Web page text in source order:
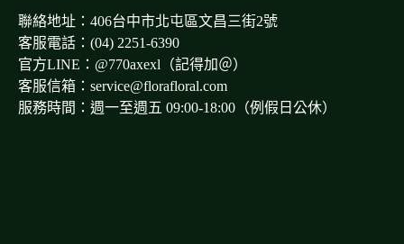
聯絡地址：406台中市北屯區文昌三街2號
客服電話：(04) 2251-6390
官方LINE：@770axexl（記得加＠）
客服信箱：service@florafloral.com
服務時間：週一至週五 09:00-18:00（例假日公休）